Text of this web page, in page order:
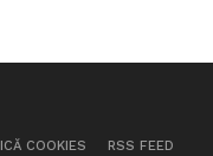
COOKIES RSS FEED